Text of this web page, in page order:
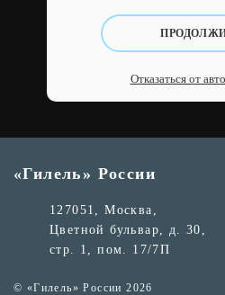
Отказаться от
«Гилель» России
127051, Москва,
Цветной бульвар, д. 30,
стр. 1, пом. 17/7П
© «Гилель» России 2026